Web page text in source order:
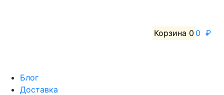
Корзина 0 0 ₽
Блог
Доставка